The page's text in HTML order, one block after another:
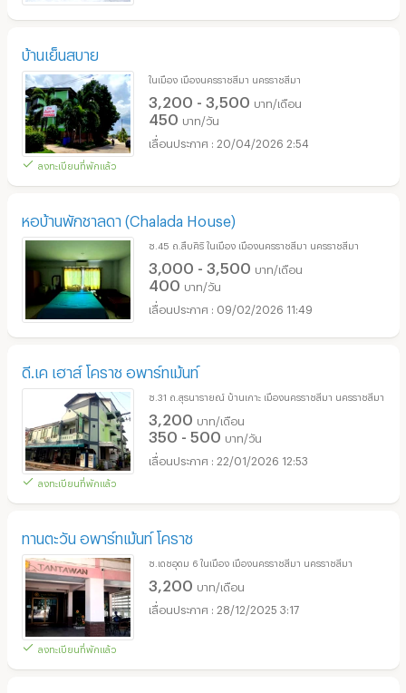
บ้านเย็นสบาย
ลงทะเบียนที่พักแล้ว
ในเมือง เมืองนครราชสีมา นครราชสีมา
3,200 - 3,500 บาท/เดือน
450 บาท/วัน
20/04/2026 2:54
หอบ้านพักชาลดา (Chalada House)
ซ.45 ถ.สืบศิริ ในเมือง เมืองนครราชสีมา นครราชสีมา
3,000 - 3,500 บาท/เดือน
400 บาท/วัน
09/02/2026 11:49
ดี.เค เฮาส์ โคราช อพาร์ทเม้นท์
ลงทะเบียนที่พักแล้ว
ซ.31 ถ.สุรนารายณ์ บ้านเกาะ เมืองนครราชสีมา นครราชสีมา
3,200 บาท/เดือน
350 - 500 บาท/วัน
22/01/2026 12:53
ทานตะวัน อพาร์ทเม้นท์ โคราช
ลงทะเบียนที่พักแล้ว
ซ.เดชอุดม 6 ในเมือง เมืองนครราชสีมา นครราชสีมา
3,200 บาท/เดือน
28/12/2025 3:17